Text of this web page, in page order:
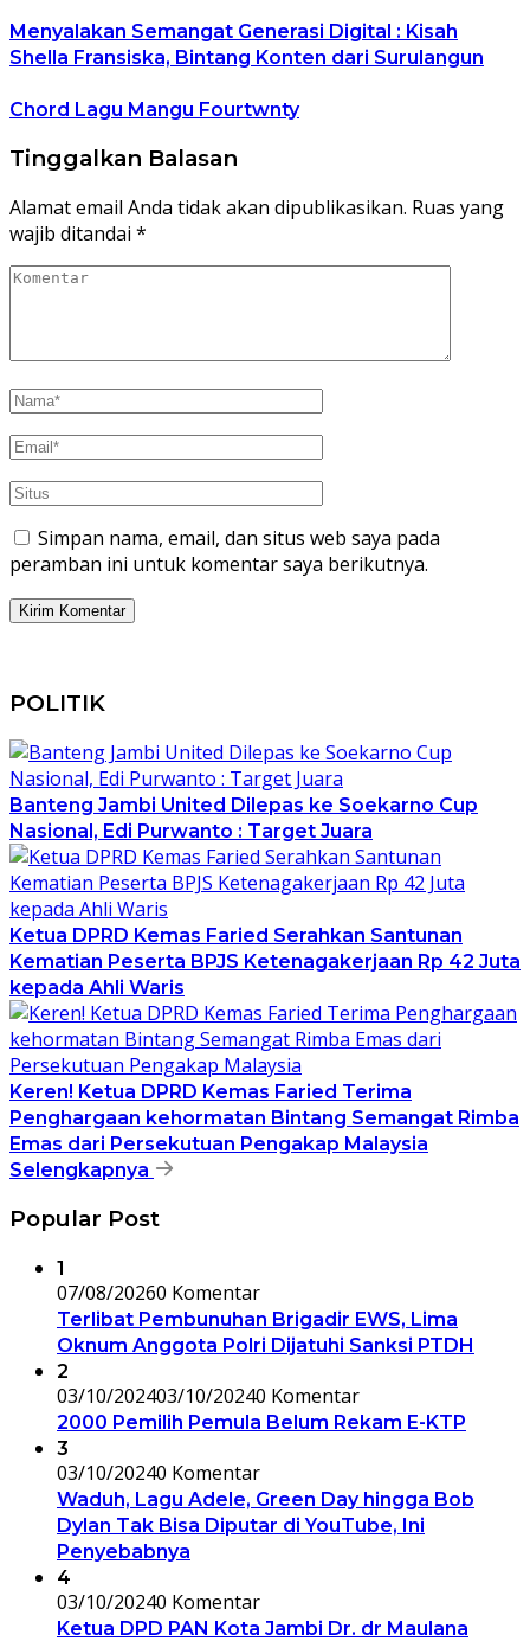
Menyalakan Semangat Generasi Digital : Kisah
Shella Fransiska, Bintang Konten dari Surulangun
Chord Lagu Mangu Fourtwnty
Tinggalkan Balasan
Alamat email Anda tidak akan dipublikasikan. Ruas yang
wajib ditandai *
Simpan nama, email, dan situs web saya pada
peramban ini untuk komentar saya berikutnya.
POLITIK
Banteng Jambi United Dilepas ke Soekarno Cup
Nasional, Edi Purwanto : Target Juara
Ketua DPRD Kemas Faried Serahkan Santunan
Kematian Peserta BPJS Ketenagakerjaan Rp 42 Juta
kepada Ahli Waris
Keren! Ketua DPRD Kemas Faried Terima
Penghargaan kehormatan Bintang Semangat Rimba
Emas dari Persekutuan Pengakap Malaysia
Selengkapnya
Popular Post
1
07/08/20260 Komentar
Terlibat Pembunuhan Brigadir EWS, Lima
Oknum Anggota Polri Dijatuhi Sanksi PTDH
2
03/10/202403/10/20240 Komentar
2000 Pemilih Pemula Belum Rekam E-KTP
3
03/10/20240 Komentar
Waduh, Lagu Adele, Green Day hingga Bob
Dylan Tak Bisa Diputar di YouTube, Ini
Penyebabnya
4
03/10/20240 Komentar
Ketua DPD PAN Kota Jambi Dr. dr Maulana